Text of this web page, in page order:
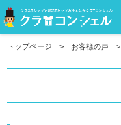
トップページ お客様の声